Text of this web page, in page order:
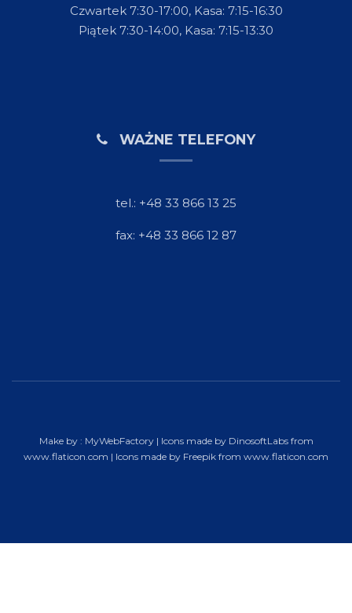
Czwartek 7:30-17:00, Kasa: 7:15-16:30
Piątek 7:30-14:00, Kasa: 7:15-13:30
WAŻNE TELEFONY
tel.: +48 33 866 13 25
fax: +48 33 866 12 87
Make by : MyWebFactory | Icons made by DinosoftLabsfrom
www.flaticon.com | Icons made by Freepik from www.flaticon.com